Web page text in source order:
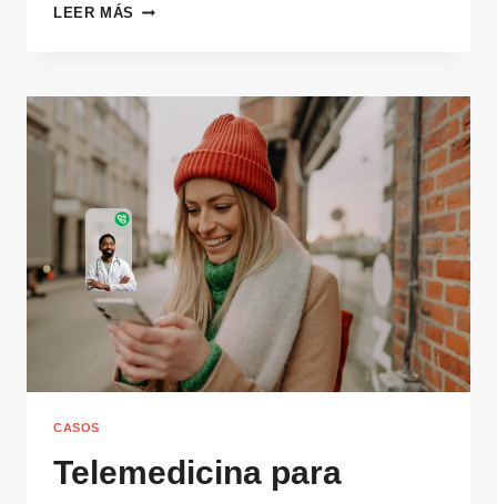
LEER MÁS AUTOMATIZA
ALUMNI:
PANEL,
MATCHING,
EMPLEO
Y
MONETIZACIÓN
CASOS
Telemedicina para